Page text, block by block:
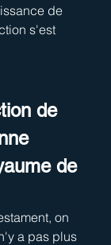
de
s'est
de
de
on
a pas plus